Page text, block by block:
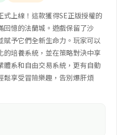
式上線！這款獲得SE正版授權的
回憶的法蘭城。遊戲保留了沙
予它們全新生命力。玩家可以
的培養系統，並在策略對決中享
體系和自由交易系統，更有自動
鬆享受冒險樂趣，告別爆肝煩